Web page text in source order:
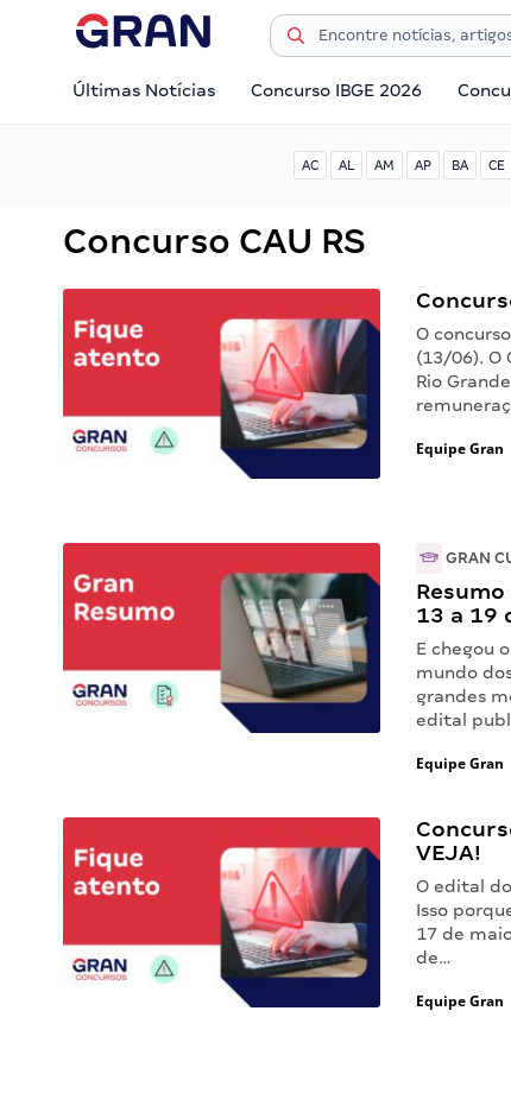
Últimas Notícias Concurso IBGE 2026
AC AL AM AP BA CE
Concurso CAU RS
O
(13/06). O
Rio
Equipe Gran
GRAN
13 a 19
E chegou
mundo
grandes
edital
Equipe Gran
VEJA!
O edital
Isso
17 de
de…
Equipe Gran